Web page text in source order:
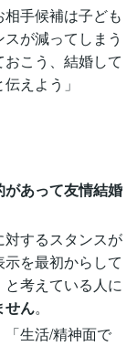
手候補は子ども
が減ってしまう
こう、結婚して
えよう」
あって友情結婚
するスタンスが
を最初からして
考えている人に
せん。
「生活/精神面で